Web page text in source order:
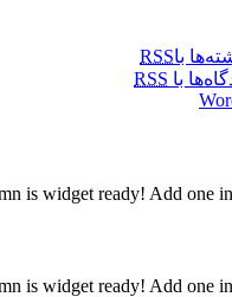
باRSS
با RSS
is widget ready! Add one in
is widget ready! Add one